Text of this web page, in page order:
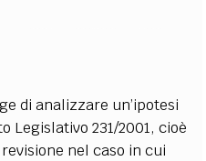
di analizzare un’ipotesi
Legislativo 231/2001, cioè
nel caso in cui